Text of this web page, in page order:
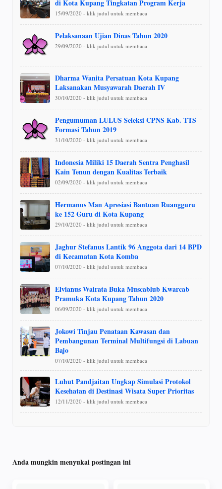
di Kota Kupang Tingkatan Program Kerja
15/09/2020 - klik judul untuk membaca
Pelaksanaan Ujian Dinas Tahun 2020
29/09/2020 - klik judul untuk membaca
Dharma Wanita Persatuan Kota Kupang
Laksanakan Musyawarah Daerah IV
30/10/2020 - klik judul untuk membaca
Pengumuman LULUS Seleksi CPNS Kab. TTS
Formasi Tahun 2019
31/10/2020 - klik judul untuk membaca
Indonesia Miliki 15 Daerah Sentra Penghasil
Kain Tenun dengan Kualitas Terbaik
02/09/2020 - klik judul untuk membaca
Hermanus Man Apresiasi Bantuan Ruangguru
ke 152 Guru di Kota Kupang
29/10/2020 - klik judul untuk membaca
Jaghur Stefanus Lantik 96 Anggota dari 14 BPD
di Kecamatan Kota Komba
07/10/2020 - klik judul untuk membaca
Elvianus Wairata Buka Muscablub Kwarcab
Pramuka Kota Kupang Tahun 2020
06/09/2020 - klik judul untuk membaca
Jokowi Tinjau Penataan Kawasan dan
Pembangunan Terminal Multifungsi di Labuan
Bajo
07/10/2020 - klik judul untuk membaca
Luhut Pandjaitan Ungkap Simulasi Protokol
Kesehatan di Destinasi Wisata Super Prioritas
12/11/2020 - klik judul untuk membaca
Anda mungkin menyukai postingan ini